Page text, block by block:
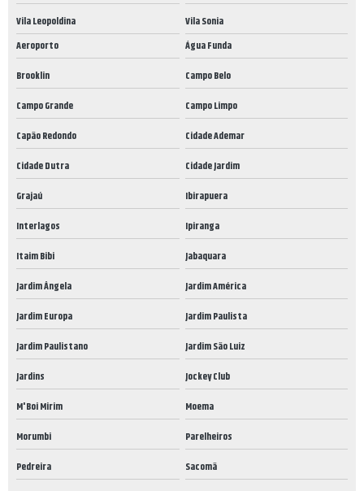
Vila Leopoldina
Vila Sonia
Aeroporto
Água Funda
Brooklin
Campo Belo
Campo Grande
Campo Limpo
Capão Redondo
Cidade Ademar
Cidade Dutra
Cidade Jardim
Grajaú
Ibirapuera
Interlagos
Ipiranga
Itaim Bibi
Jabaquara
Jardim Ângela
Jardim América
Jardim Europa
Jardim Paulista
Jardim Paulistano
Jardim São Luiz
Jardins
Jockey Club
M'Boi Mirim
Moema
Morumbi
Parelheiros
Pedreira
Sacomã